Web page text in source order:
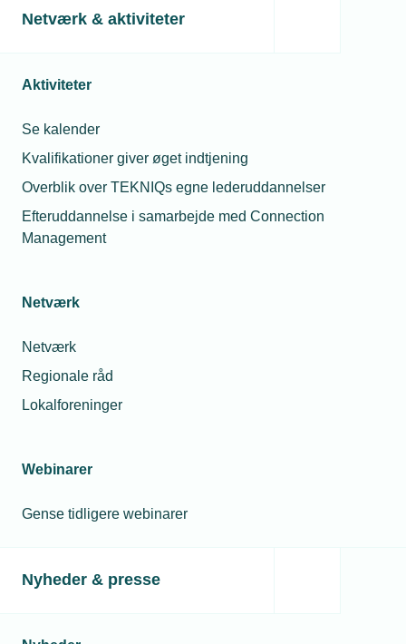
Netværk & aktiviteter
Aktiviteter
Se kalender
Kvalifikationer giver øget indtjening
Overblik over TEKNIQs egne lederuddannelser
Efteruddannelse i samarbejde med Connection
Management
Netværk
Netværk
Regionale råd
Lokalforeninger
Webinarer
Gense tidligere webinarer
Nyheder & presse
i godtgørelse.
uddannelsesaftalen?
uddannelsesaftale, når han går på barsel?